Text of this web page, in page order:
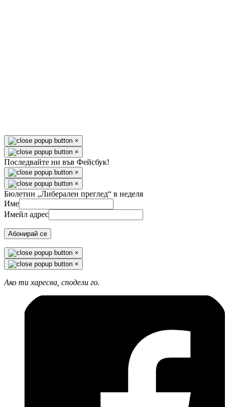
×
×
Последвайте ни във Фейсбук!
×
×
Бюлетин „Либерален преглед“ в неделя
Име
Имейл адрес
Абонирай се
×
×
Ако ти харесва, сподели го.